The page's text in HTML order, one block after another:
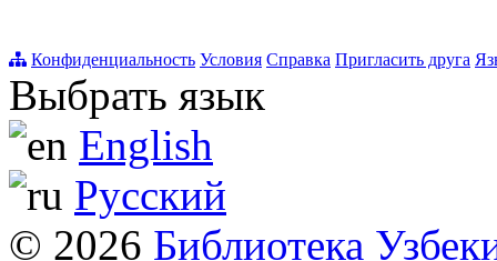
Конфиденциальность Условия Справка Пригласить друга
Выбрать язык
English
Русский
© 2026 Библиотека